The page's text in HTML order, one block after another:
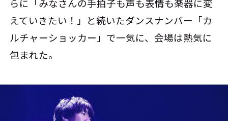
らに「みなさんの手拍子も声も表情も楽器に変
えていきたい！」と続いたダンスナンバー「カ
ルチャーショッカー」で一気に、会場は熱気に
包まれた。